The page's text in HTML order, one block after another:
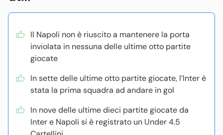
Il Napoli non è riuscito a mantenere la porta
inviolata in nessuna delle ultime otto partite
giocate
In sette delle ultime otto partite giocate, l’Inter è
stata la prima squadra ad andare in gol
In nove delle ultime dieci partite giocate da
Inter e Napoli si è registrato un Under 4.5